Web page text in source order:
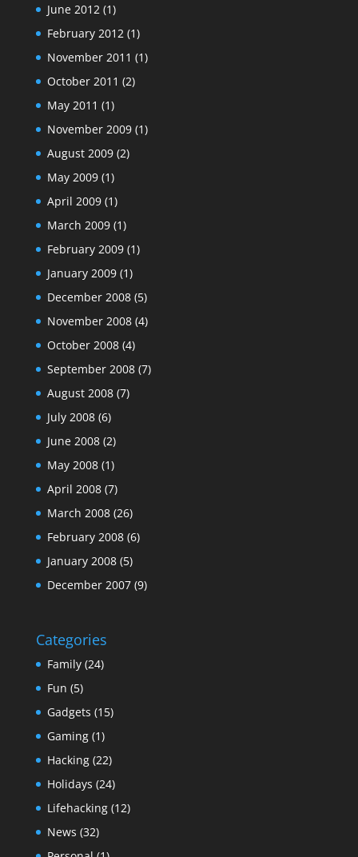
June 2012 (1)
February 2012 (1)
November 2011 (1)
October 2011 (2)
May 2011 (1)
November 2009(1)
August 2009(2)
May 2009(1)
April 2009(1)
March 2009(1)
February 2009(1)
January 2009(1)
December 2008(5)
November 2008(4)
October 2008(4)
September 2008(7)
August 2008(7)
July 2008(6)
June 2008(2)
May 2008(1)
April 2008(7)
March 2008(26)
February 2008(6)
January 2008(5)
December 2007(9)
Categories
Family(24)
Fun (5)
Gadgets (15)
Gaming(1)
Hacking(22)
Holidays (24)
Lifehacking(12)
News (32)